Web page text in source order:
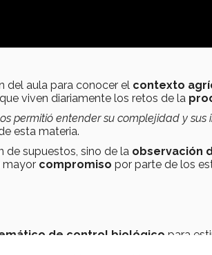
del aula para conocer el contexto
viven diariamente los retos de la
permitió entender su complejidad y sus
esta materia.
de supuestos, sino de la observación
mayor compromiso por parte de los
de control biológico para
se podría mantener un